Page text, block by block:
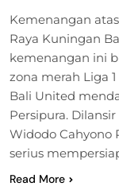
Kemenangan
Raya Kuningan
kemenangan ini
zona merah Liga
Bali United
Persipura.
Widodo Cahyono
serius
Read More